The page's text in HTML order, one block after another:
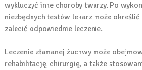
wykluczyć inne choroby twarzy. Po
niezbędnych testów lekarz może określić
zalecić odpowiednie leczenie.
Leczenie złamanej żuchwy może
rehabilitację, chirurgię, a także